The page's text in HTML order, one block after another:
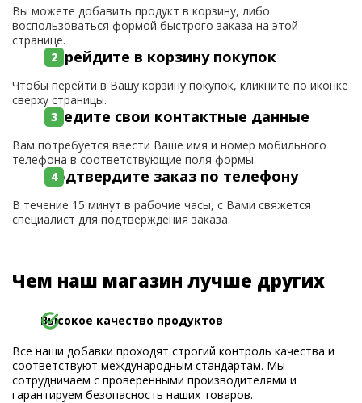
Вы можете добавить продукт в корзину, либо
воспользоваться формой быстрого заказа на этой
странице.
Перейдите в корзину покупок
Чтобы перейти в Вашу корзину покупок, кликните по иконке
сверху страницы.
Введите свои контактные данные
Вам потребуется ввести Ваше имя и номер мобильного
телефона в соответствующие поля формы.
Подтвердите заказ по телефону
В течение 15 минут в рабочие часы, с Вами свяжется
специалист для подтверждения заказа.
Чем наш магазин лучше других
Высокое качество продуктов
Все наши добавки проходят строгий контроль качества и
соответствуют международным стандартам. Мы
сотрудничаем с проверенными производителями и
гарантируем безопасность наших товаров.